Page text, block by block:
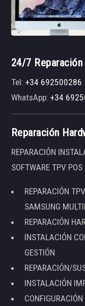
24/7
Tel:+34 692500286
WhatsApp:+34
Reparación
REPARACIÓN
SOFTWARE TPV POS
REPARACIÓN
SAMSUNG
REPARACIÓN
INSTALACIÓN
GESTIÓN
REPARACIÓN/
INSTALACIÓN